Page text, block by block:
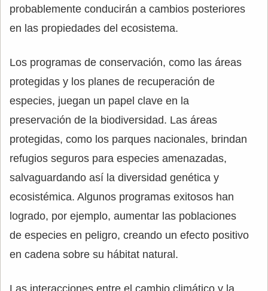
probablemente conducirán a cambios posteriores
en las propiedades del ecosistema.
Los programas de conservación, como las áreas
protegidas y los planes de recuperación de
especies, juegan un papel clave en la
preservación de la biodiversidad. Las áreas
protegidas, como los parques nacionales, brindan
refugios seguros para especies amenazadas,
salvaguardando así la diversidad genética y
ecosistémica. Algunos programas exitosos han
logrado, por ejemplo, aumentar las poblaciones
de especies en peligro, creando un efecto positivo
en cadena sobre su hábitat natural.
Las interacciones entre el cambio climático y la